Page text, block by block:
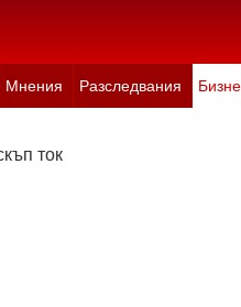
Мнения Разследвания
ток